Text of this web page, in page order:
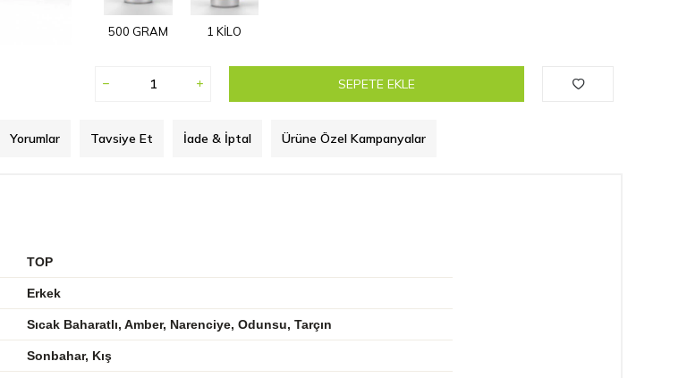
500 GRAM 1 KİLO
SEPETE EKLE
Yorumlar Tavsiye Et İade & İptal Ürüne Özel Kampanyalar
TOP
Erkek
Sıcak Baharatlı, Amber, Narenciye, Odunsu, Tarçın
Sonbahar, Kış